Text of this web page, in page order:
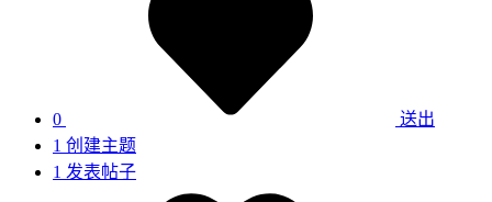
0
送出
1 创建主题
1 发表帖子